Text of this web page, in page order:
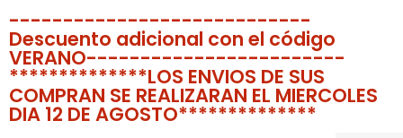
----------------------------
Descuento adicional con el código
VERANO------------------------
**************LOS ENVIOS DE SUS
COMPRAN SE REALIZARAN EL MIERCOLES
DIA 12 DE AGOSTO**************